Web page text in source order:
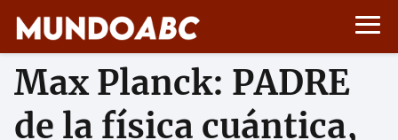
Max Planck: PADRE
de la física cuántica,